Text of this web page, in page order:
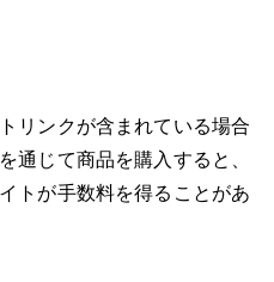
リンクが含まれている場合
通じて商品を購入すると、
トが手数料を得ることがあ